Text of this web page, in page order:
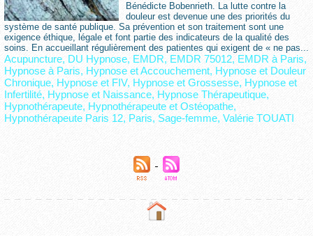
Bénédicte Bobenrieth. La lutte contre la
douleur est devenue une des priorités du
système de santé publique. Sa prévention et son traitement sont une
exigence éthique, légale et font partie des indicateurs de la qualité des
soins. En accueillant régulièrement des patientes qui exigent de « ne pas...
Acupuncture, DU Hypnose, EMDR, EMDR 75012, EMDR à Paris,
Hypnose à Paris, Hypnose et Accouchement, Hypnose et Douleur
Chronique, Hypnose et FIV, Hypnose et Grossesse, Hypnose et
Infertilité, Hypnose et Naissance, Hypnose Thérapeutique,
Hypnothérapeute, Hypnothérapeute et Ostéopathe,
Hypnothérapeute Paris 12, Paris, Sage-femme, Valérie TOUATI